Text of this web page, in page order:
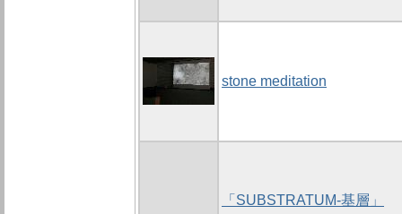
stone meditation
「SUBSTRATUM-基層」